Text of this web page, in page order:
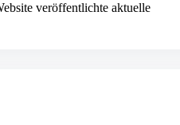
veröffentlichte aktuelle